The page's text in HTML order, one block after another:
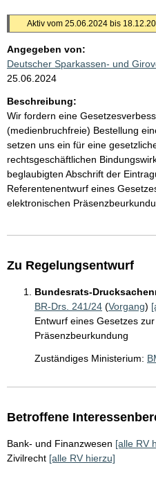
Aktiv vom 25.06.2024 bis
Angegeben von:
Deutscher Sparkassen- und
25.06.2024
Beschreibung:
Wir fordern eine
(medienbruchfreie) Bestellung
setzen uns ein für eine
rechtsgeschäftlichen
beglaubigten Abschrift der
Referentenentwurf eines
elektronischen
Zu Regelungsentwurf
Bundesrats-
BR-Drs. 241/24 (Vorgang)
Entwurf eines Gesetzes
Präsenzbeurkundung
Zuständiges Ministerium:
Betroffene
Bank- und Finanzwesen [alle RV
Zivilrecht [alle RV hierzu]